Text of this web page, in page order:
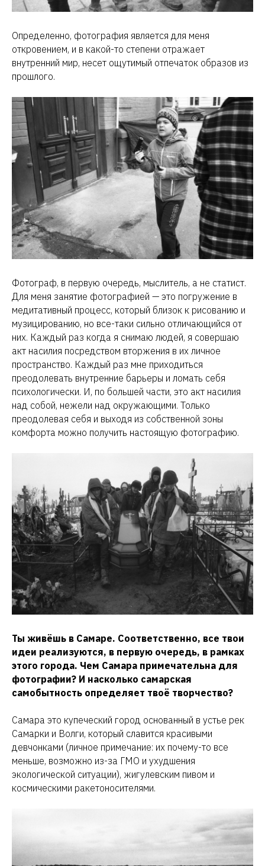
Определенно, фотография является для меня
откровением, и в какой-то степени отражает
внутренний мир, несет ощутимый отпечаток образов из
прошлого.
Фотограф, в первую очередь, мыслитель, а не статист.
Для меня занятие фотографией — это погружение в
медитативный процесс, который близок к рисованию и
музицированию, но все-таки сильно отличающийся от
них. Каждый раз когда я снимаю людей, я совершаю
акт насилия посредством вторжения в их личное
пространство. Каждый раз мне приходиться
преодолевать внутренние барьеры и ломать себя
психологически. И, по большей части, это акт насилия
над собой, нежели над окружающими. Только
преодолевая себя и выходя из собственной зоны
комфорта можно получить настоящую фотографию.
Ты живёшь в Самаре. Соответственно, все твои
идеи реализуются, в первую очередь, в рамках
этого города. Чем Самара примечательна для
фотографии? И насколько самарская
самобытность определяет твоё творчество?
Самара это купеческий город основанный в устье рек
Самарки и Волги, который славится красивыми
девчонками (личное примечание: их почему-то все
меньше, возможно из-за ГМО и ухудшения
экологической ситуации), жигулевским пивом и
космическими ракетоносителями.